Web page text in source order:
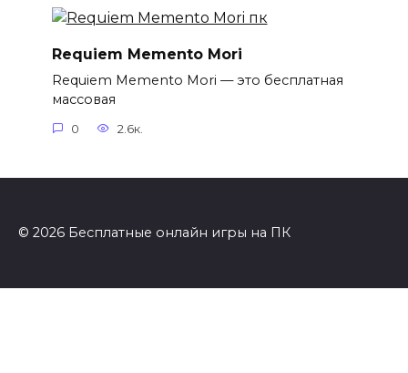
Requiem Memento Mori
Requiem Memento Mori — это бесплатная
массовая
0 2.6к.
© 2026 Бесплатные онлайн игры на ПК